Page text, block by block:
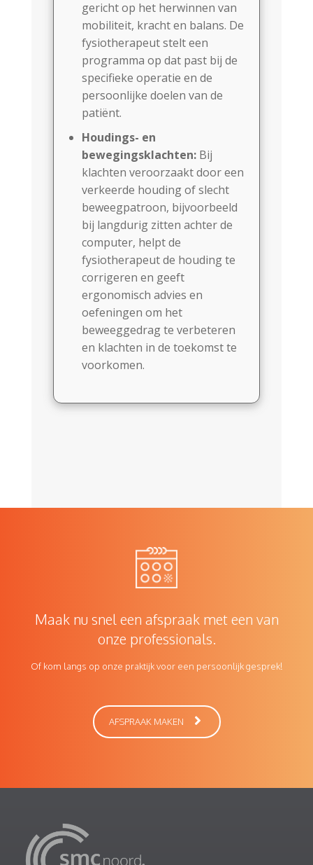
gericht op het herwinnen van
mobiliteit, kracht en balans. De
fysiotherapeut stelt een
programma op dat past bij de
specifieke operatie en de
persoonlijke doelen van de
patiënt.
Houdings- en
bewegingsklachten:Bij
klachten veroorzaakt door een
verkeerde houding of slecht
beweegpatroon, bijvoorbeeld
bij langdurig zitten achter de
computer, helpt de
fysiotherapeut de houding te
corrigeren en geeft
ergonomisch advies en
oefeningen om het
beweeggedrag te verbeteren
en klachten in de toekomst te
voorkomen.
Maak nu snel een afspraak met een van
onze professionals.
Of kom langs op onze praktijk voor een persoonlijk gesprek!
AFSPRAAK MAKEN